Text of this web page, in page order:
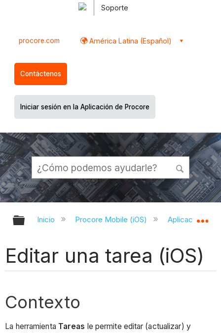
Soporte
procore.com América Latina (Español)
Contáctenos
Iniciar sesión en la Aplicación de Procore
Expandir/contraer jerarquía global
Inicio Procore Mobile (iOS) Aplicación iOS
Editar una tarea (iOS)
Contexto
La herramienta Tareas le permite editar (actualizar) y